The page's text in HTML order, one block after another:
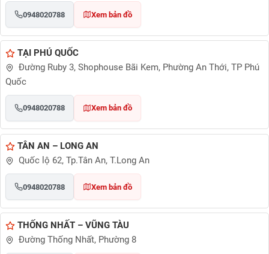
0948020788 Xem bản đồ
TẠI PHÚ QUỐC
Đường Ruby 3, Shophouse Bãi Kem, Phường An Thới, TP Phú
Quốc
0948020788 Xem bản đồ
TÂN AN – LONG AN
Quốc lộ 62, Tp.Tân An, T.Long An
0948020788 Xem bản đồ
THỐNG NHẤT – VŨNG TÀU
Đường Thống Nhất, Phường 8